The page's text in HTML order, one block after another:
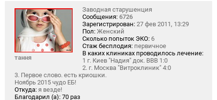
тання
Заводная старушенция
Сообщения: 6726
Зарегистрирован: 27 фев 2011, 13:29
Пол: Женский
Сколько попыток ЭКО: 6
Стаж бесплодия: первичное
В каких клиниках проводилось лечение:
1 г. Киев "Надия" док. ВВВ 1:0
2. г. Москва "Витроклиник" 4:0
3. Первое слово. есть криошки.
Ноябрь 2015 чудо ЕБ!
Откуда: я везде!
Благодарил (а): 70 раз